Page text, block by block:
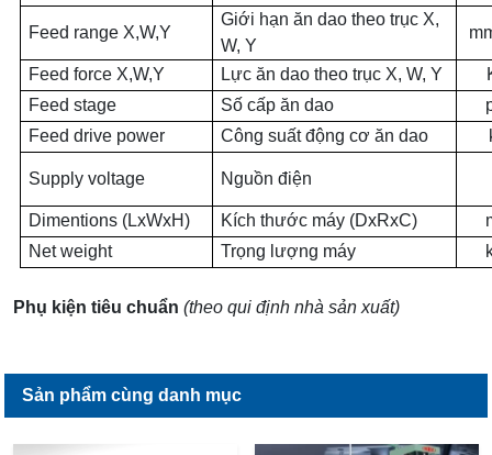
Feed range X,W,Y
Giới hạn ăn dao theo trục X,
W, Y
Feed force X,W,Y Lực ăn dao theo trục X, W, Y
Feed stage
Số cấp ăn dao
Feed drive power
Công suất động cơ ăn dao
Supply voltage Nguồn điện
Dimentions (LxWxH) Kích thước máy (DxRxC)
Net weight
Trọng lượng máy
Phụ kiện tiêu chuẩn (theo qui định nhà sản xuất)
Sản phẩm cùng danh mục